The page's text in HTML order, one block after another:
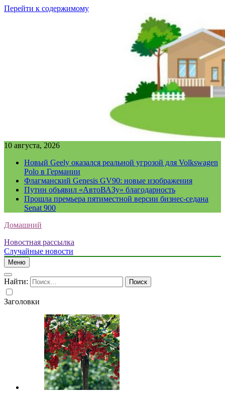
Перейти к содержимому
10 августа, 2026
Новый Geely оказался реальной угрозой для Volkswagen
Polo в Германии
Флагманский Genesis GV90: новые изображения
Путин объявил «АвтоВАЗу» благодарность
Прошла премьера пятиместной версии бизнес-седана
Senat 900
Домашний
Новостная рассылка
Случайные новости
Меню
Найти:
Заголовки